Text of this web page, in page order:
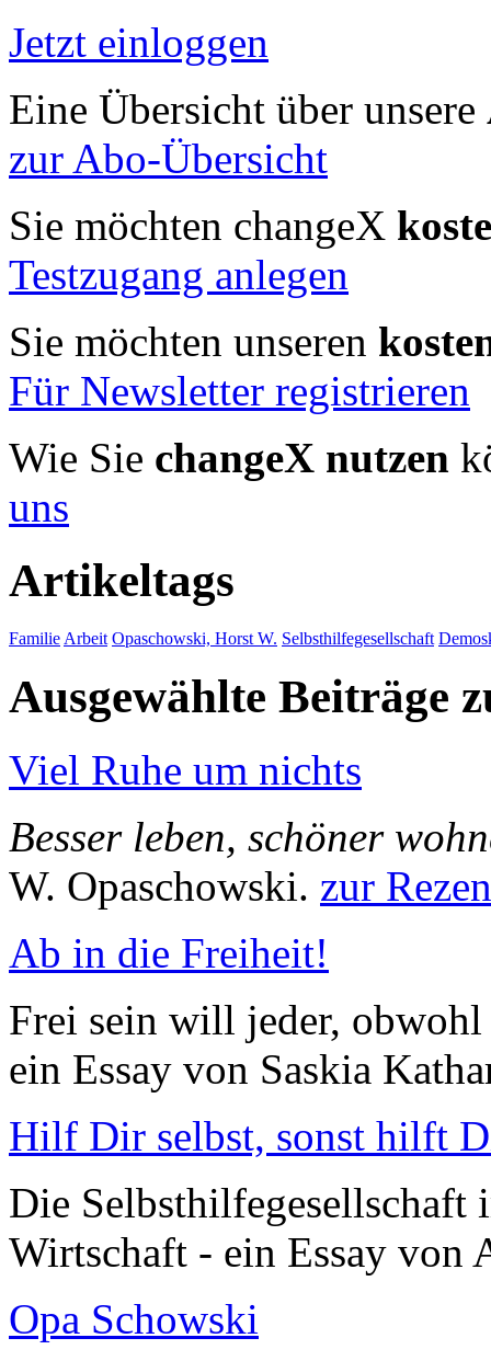
Jetzt einloggen
Eine Übersicht über unsere
zur Abo-Übersicht
Sie möchten changeX
Testzugang anlegen
Sie möchten unseren
Für Newsletter registrieren
Wie Sie changeX nutzen
uns
Artikeltags
Familie Arbeit Opaschowski, Horst W. Selbsthilfegesellschaft
Ausgewählte Beiträge
Viel Ruhe um nichts
Besser leben, schöner
W. Opaschowski. zur
Ab in die Freiheit!
Frei sein will jeder,
ein Essay von Saskia
Hilf Dir selbst, sonst hilft
Die
Wirtschaft - ein Essay
Opa Schowski